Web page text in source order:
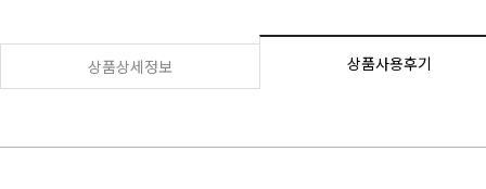
상품상세정보 상품사용후기